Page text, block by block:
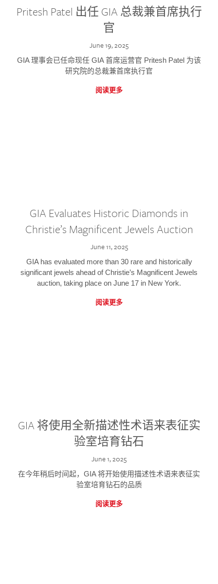
Pritesh Patel 出任 GIA 总裁兼首席执行
官
June 19, 2025
GIA 理事会已任命现任 GIA 首席运营官 Pritesh Patel 为该
研究院的总裁兼首席执行官
阅读更多
GIA Evaluates Historic Diamonds in
Christie’s Magnificent Jewels Auction
June 11, 2025
GIA has evaluated more than 30 rare and historically
significant jewels ahead of Christie’s Magnificent Jewels
auction, taking place on June 17 in New York.
阅读更多
GIA 将使用全新描述性术语来表征实
验室培育钻石
June 1, 2025
在今年稍后时间起，GIA 将开始使用描述性术语来表征实
验室培育钻石的品质
阅读更多